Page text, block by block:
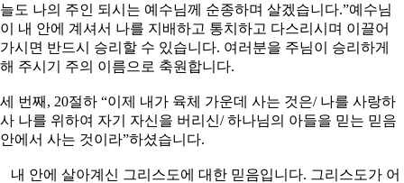
늘도 나의 주인 되시는 예수님께 순종하며 살겠습니다.”예수님
이 내 안에 계셔서 나를 지배하고 통치하고 다스리시며 이끌어
가시면 반드시 승리할 수 있습니다. 여러분을 주님이 승리하게
해 주시기 주의 이름으로 축원합니다.
세 번째, 20절하 “이제 내가 육체 가운데 사는 것은/ 나를 사랑하
사 나를 위하여 자기 자신을 버리신/ 하나님의 아들을 믿는 믿음
안에서 사는 것이라”하셨습니다.
내 안에 살아계신 그리스도에 대한 믿음입니다. 그리스도가 어